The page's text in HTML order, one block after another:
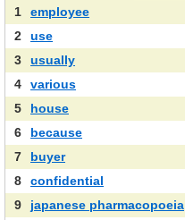
1
employee
2
use
3
usually
4
various
5
house
6
because
7
buyer
8
confidential
9
japanese pharmacopoeia